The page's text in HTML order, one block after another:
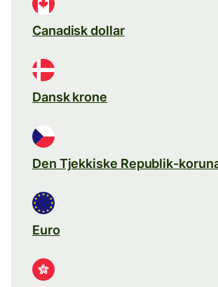
Canadisk dollar
Dansk krone
Den Tjekkiske Republik-
Euro